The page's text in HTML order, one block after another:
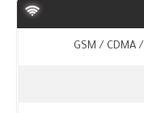
GSM / CDMA